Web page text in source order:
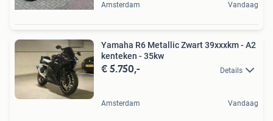
Amsterdam Vandaag
Yamaha R6 Metallic Zwart 39xxxkm - A2
kenteken - 35kw
€ 5.750,- Details
Amsterdam Vandaag